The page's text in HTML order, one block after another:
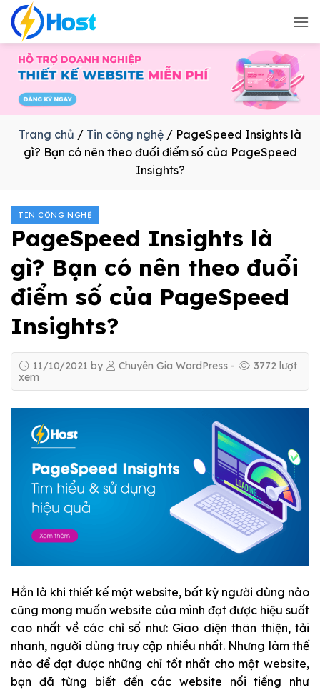
Bỏ
qua
nội
dung
Trang chủ / Tin công nghệ / PageSpeed Insights là
gì? Bạn có nên theo đuổi điểm số của PageSpeed
Insights?
TIN CÔNG NGHỆ
PageSpeed Insights là
gì? Bạn có nên theo đuổi
điểm số của PageSpeed
Insights?
11/10/2021 by Chuyên Gia WordPress - 3772 lượt
xem
Hẳn là khi thiết kế một website, bất kỳ người dùng nào
cũng mong muốn website của mình đạt được hiệu suất
cao nhất về các chỉ số như: Giao diện thân thiện, tải
nhanh, người dùng truy cập nhiều nhất. Nhưng làm thế
nào để đạt được những chỉ tốt nhất cho một website,
bạn đã từng biết đến các website nổi tiếng như